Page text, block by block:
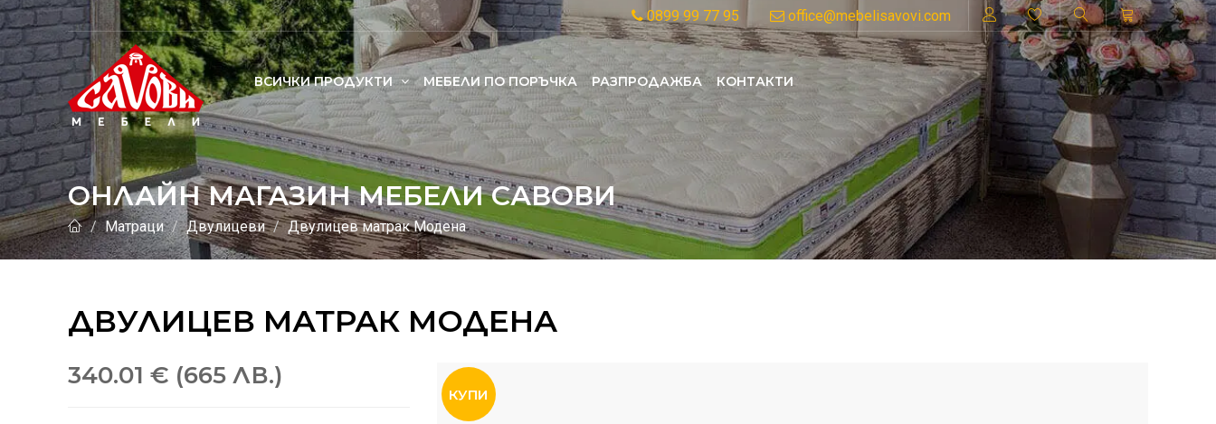
0899 99 77 95 office@mebelisavovi.com
ВСИЧКИ ПРОДУКТИ MЕБЕЛИ ПО ПОРЪЧКА РАЗПРОДАЖБА КОНТАКТИ
ОНЛАЙН МАГАЗИН МЕБЕЛИ САВОВИ
Матраци Двулицеви Двулицев матрак Модена
ДВУЛИЦЕВ МАТРАК МОДЕНА
340.01 € (665 ЛВ.)